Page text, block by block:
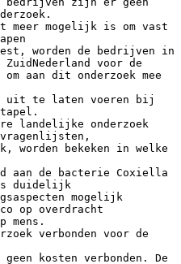
meer mogelijk is om vast
worden de bedrijven in
ZuidNederland voor de
om aan dit onderzoek mee
uit te laten voeren bij
landelijke onderzoek
vragenlijsten,
worden bekeken in welke
aan de bacterie Coxiella
duidelijk
mogelijk
op overdracht
mens.
verbonden voor de
kosten verbonden. De